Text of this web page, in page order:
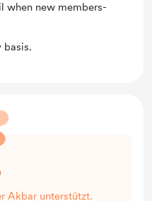
when new members-
basis.
Akbar unterstützt.